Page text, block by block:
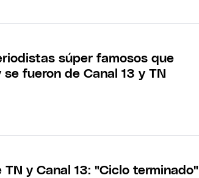
súper famosos que
fueron de Canal 13 y TN
y Canal 13: "Ciclo terminado"